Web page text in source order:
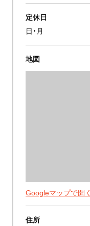
定休日
日・月
地図
Googleマップで開く
住所